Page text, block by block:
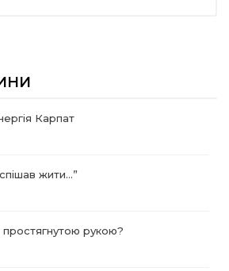
Карпат
жити…”
простягнутою рукою?